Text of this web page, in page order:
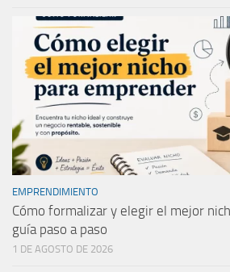
EMPRENDIMIENTO
Cómo formalizar y elegir el mejor
guía paso a paso
1 DE AGOSTO DE 2026